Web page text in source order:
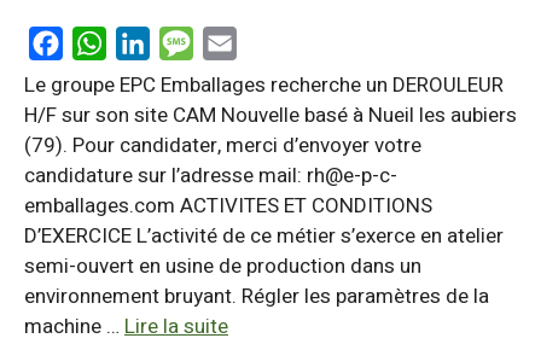
a
c
e
b
o
o
k
W
h
a
t
s
A
p
p
i
n
k
e
d
I
n
M
e
s
s
a
g
e
m
a
i
l
Le groupe EPC Emballages recherche un DEROULEUR
H/F sur son site CAM Nouvelle basé à Nueil les aubiers
(79). Pour candidater, merci d’envoyer votre
candidature sur l’adresse mail: rh@e-p-c-
emballages.com ACTIVITES ET CONDITIONS
D’EXERCICE L’activité de ce métier s’exerce en atelier
semi-ouvert en usine de production dans un
environnement bruyant. Régler les paramètres de la
machine … Lire la suite